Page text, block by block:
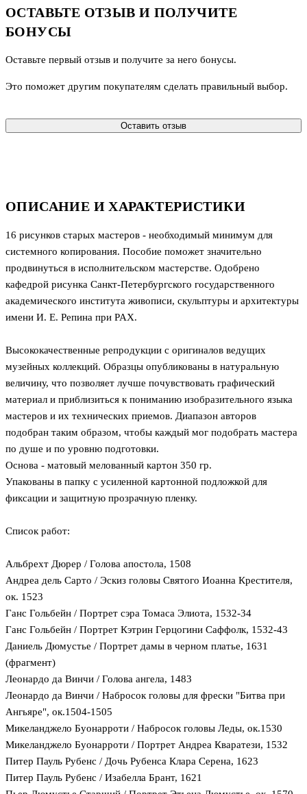
ОПИСАНИЕ И ХАРАКТЕРИСТИКИ
16 рисунков старых мастеров - необходимый минимум для
системного копирования. Пособие поможет значительно
продвинуться в исполнительском мастерстве. Одобрено
кафедрой рисунка Санкт-Петербургского государственного
академического института живописи, скульптуры и архитектуры
имени И. Е. Репина при PAX.
Высококачественные репродукции с оригиналов ведущих
музейных коллекций. Образцы опубликованы в натуральную
величину, что позволяет лучше почувствовать графический
материал и приблизиться к пониманию изобразительного языка
мастеров и их технических приемов. Диапазон авторов
подобран таким образом, чтобы каждый мог подобрать мастера
по душе и по уровню подготовки.
Основа - матовый мелованный картон 350 гр.
Упакованы в папку с усиленной картонной подложкой для
фиксации и защитную прозрачную пленку.
Список работ:
Альбрехт Дюрер / Голова апостола, 1508
Андреа дель Сарто / Эскиз головы Святого Иоанна Крестителя,
ок. 1523
Ганс Гольбейн / Портрет сэра Томаса Элиота, 1532-34
Ганс Гольбейн / Портрет Кэтрин Герцогини Саффолк, 1532-43
Даниель Дюмустье / Портрет дамы в черном платье, 1631
(фрагмент)
Леонардо да Винчи / Голова ангела, 1483
Леонардо да Винчи / Набросок головы для фрески "Битва при
Ангьяре", ок.1504-1505
Микеланджело Буонарроти / Набросок головы Леды, ок.1530
Микеланджело Буонарроти / Портрет Андреа Кваратези, 1532
Питер Пауль Рубенс / Дочь Рубенса Клара Серена, 1623
Питер Пауль Рубенс / Изабелла Брант, 1621
ОСТАВЬТЕ ОТЗЫВ И ПОЛУЧИТЕ
БОНУСЫ
Оставьте первый отзыв и получите за него бонусы.
Это поможет другим покупателям сделать правильный выбор.
Оставить отзыв